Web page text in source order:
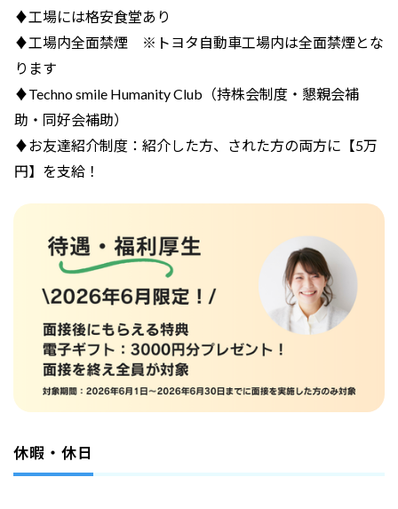
♦工場には格安食堂あり
♦工場内全面禁煙 ※トヨタ自動車工場内は全面禁煙とな
ります
♦Techno smile Humanity Club（持株会制度・懇親会補
助・同好会補助）
♦お友達紹介制度：紹介した方、された方の両方に【5万
円】を支給！
休暇・休日